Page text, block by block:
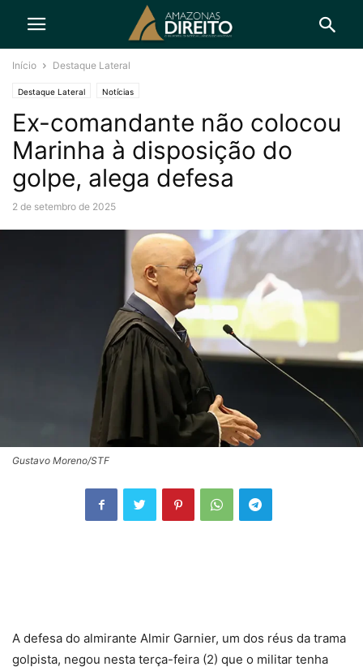
Início Destaque Lateral
Destaque Lateral Notícias
Ex-comandante não colocou
Marinha à disposição do
golpe, alega defesa
2 de setembro de 2025
Gustavo Moreno/STF
A defesa do almirante Almir Garnier, um dos réus da trama
golpista, negou nesta terça-feira (2) que o militar tenha